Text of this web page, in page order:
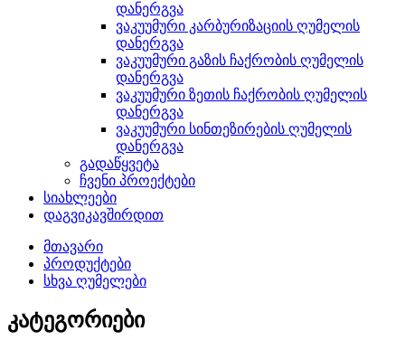
დანერგვა
ვაკუუმური კარბურიზაციის ღუმელის
დანერგვა
ვაკუუმური გაზის ჩაქრობის ღუმელის
დანერგვა
ვაკუუმური ზეთის ჩაქრობის ღუმელის
დანერგვა
ვაკუუმური სინთეზირების ღუმელის
დანერგვა
გადაწყვეტა
ჩვენი პროექტები
სიახლეები
დაგვიკავშირდით
მთავარი
პროდუქტები
სხვა ღუმელები
კატეგორიები